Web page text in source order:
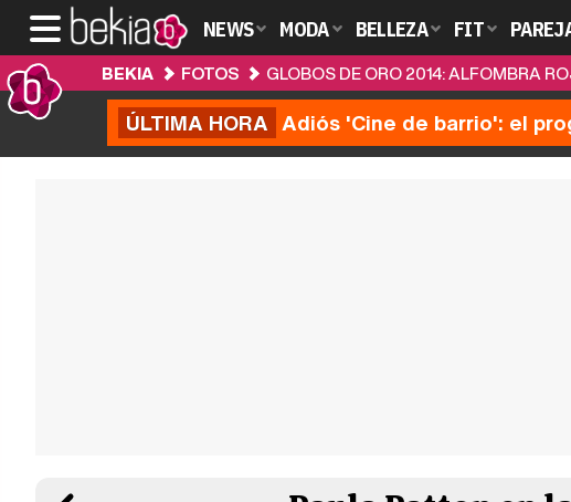
NEWS MODA BELLEZA FIT
BEKIA FOTOS GLOBOS DE ORO 2014: ALFOMBRA
ÚLTIMA HORA Adiós 'Cine de barrio': el